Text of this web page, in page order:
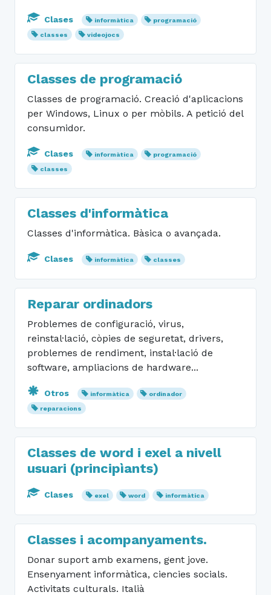
Clases informàtica
programació
classes
videojocs
Classes de programació
Classes de programació. Creació d'aplicacions
per Windows, Linux o per mòbils. A petició del
consumidor.
Clases informàtica
programació
classes
Classes d'informàtica
Classes d'informàtica. Bàsica o avançada.
Clases informàtica classes
Reparar ordinadors
Problemes de configuració, virus,
reinstal·lació, còpies de seguretat, drivers,
problemes de rendiment, instal·lació de
software, ampliacions de hardware...
Otros informàtica
ordinador
reparacions
Classes de word i exel a nivell
usuari (principìants)
Clases exel word informàtica
Classes i acompanyaments.
Donar suport amb examens, gent jove.
Ensenyament informàtica, ciencies socials.
Activitats culturals. Italià